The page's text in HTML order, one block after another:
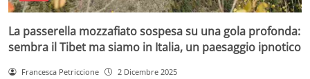
La passerella mozzafiato sospesa su una gola profonda:
sembra il Tibet ma siamo in Italia, un paesaggio ipnotico
Francesca Petriccione 2 Dicembre 2025